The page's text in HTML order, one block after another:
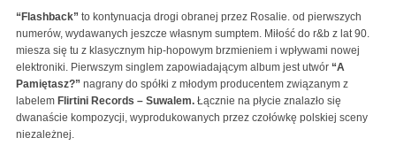
“Flashback” to kontynuacja drogi obranej przez Rosalie. od pierwszych
numerów, wydawanych jeszcze własnym sumptem. Miłość do r&b z lat 90.
miesza się tu z klasycznym hip-hopowym brzmieniem i wpływami nowej
elektroniki. Pierwszym singlem zapowiadającym album jest utwór “A
Pamiętasz?” nagrany do spółki z młodym producentem związanym z
labelem Flirtini Records – Suwalem. Łącznie na płycie znalazło się
dwanaście kompozycji, wyprodukowanych przez czołówkę polskiej sceny
niezależnej.